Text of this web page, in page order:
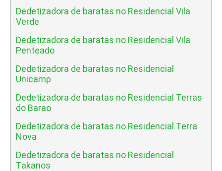
Dedetizadora de baratas no Residencial Vila
Verde
Dedetizadora de baratas no Residencial Vila
Penteado
Dedetizadora de baratas no Residencial
Unicamp
Dedetizadora de baratas no Residencial Terras
do Barao
Dedetizadora de baratas no Residencial Terra
Nova
Dedetizadora de baratas no Residencial
Takanos